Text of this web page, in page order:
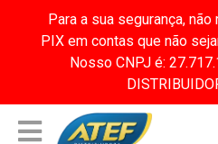
Para a sua segurança,
PIX em contas que não
Nosso CNPJ é: